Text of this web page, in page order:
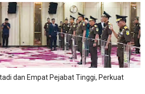
dan Empat Pejabat Tinggi, Perkuat